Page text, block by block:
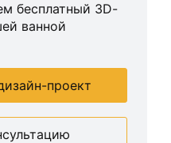
бесплатный 3D-
ванной
проект